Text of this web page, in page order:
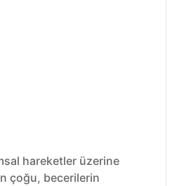
hareketler üzerine
çoğu, becerilerin